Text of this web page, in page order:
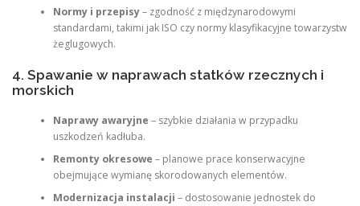
Normy i przepisy– zgodność z międzynarodowymi
standardami, takimi jak ISO czy normy klasyfikacyjne towarzystw
żeglugowych.
4. Spawanie w naprawach statków rzecznych i
morskich
Naprawy awaryjne – szybkie działania w przypadku
uszkodzeń kadłuba.
Remonty okresowe – planowe prace konserwacyjne
obejmujące wymianę skorodowanych elementów.
Modernizacja instalacji – dostosowanie jednostek do